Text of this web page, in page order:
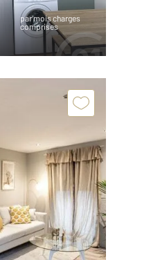
par mois charges
comprises